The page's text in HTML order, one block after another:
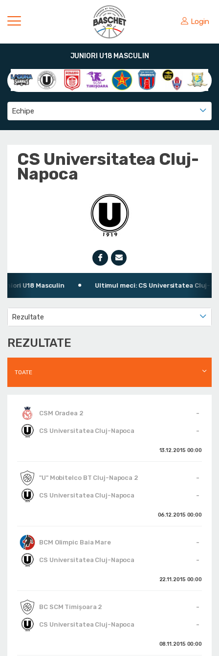
Login
JUNIORI U18 MASCULIN
Echipe
CS Universitatea Cluj-
Napoca
U18 Masculin Ultimul meci: CS Universitatea Cluj-
Rezultate
REZULTATE
TOATE
CSM Oradea 2
-
-
CS Universitatea Cluj-Napoca
13.12.2015 00:00
"U" Mobitelco BT Cluj-Napoca 2
-
-
CS Universitatea Cluj-Napoca
06.12.2015 00:00
BCM Olimpic Baia Mare
-
-
CS Universitatea Cluj-Napoca
22.11.2015 00:00
BC SCM Timişoara 2
-
-
CS Universitatea Cluj-Napoca
08.11.2015 00:00